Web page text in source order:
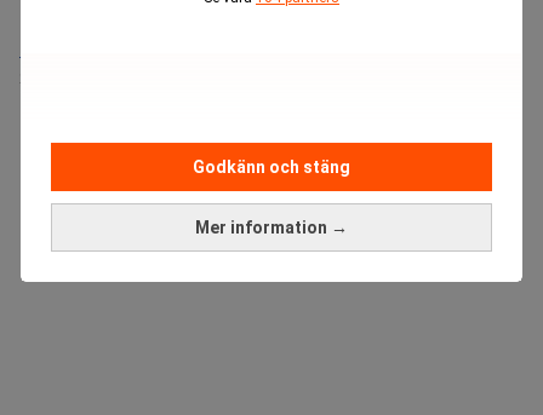
Mer information →
Godkänn och stäng
Sista ansökningsdag: